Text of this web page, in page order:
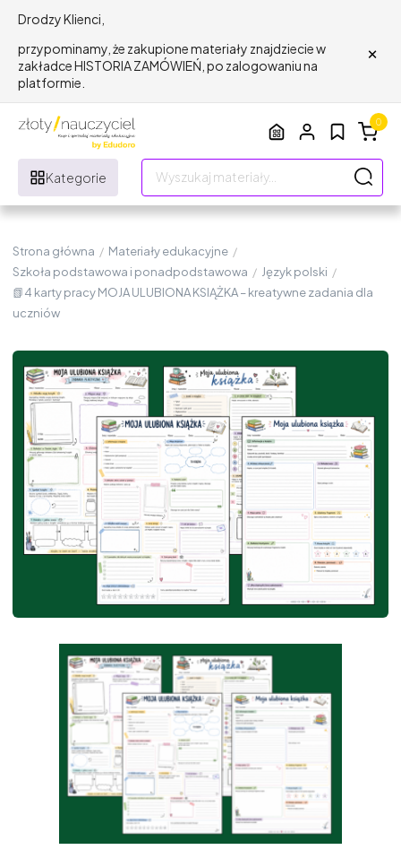
Drodzy Klienci,
przypominamy, że zakupione materiały znajdziecie w
zakładce HISTORIA ZAMÓWIEŃ, po zalogowaniu na
platformie.
×
Kategorie
0
Strona główna / Materiały edukacyjne /
Szkoła podstawowa i ponadpodstawowa / Język polski /
📗4 karty pracy MOJA ULUBIONA KSIĄŻKA – kreatywne zadania dla
uczniów